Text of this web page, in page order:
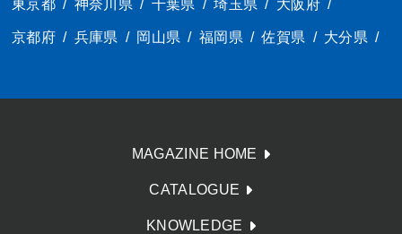
東京都 / 神奈川県 / 千葉県 / 埼玉県 / 大阪府 /
京都府 / 兵庫県 / 岡山県 / 福岡県 / 佐賀県 / 大分県 /
MAGAZINE HOME
CATALOGUE
KNOWLEDGE